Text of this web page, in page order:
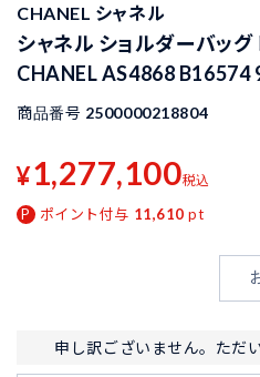
CHANEL シャネル
シャネル ショルダーバッグ
CHANEL AS4868 B16574
商品番号 2500000218804
¥1,277,100税込
ポイント付与 11,610 pt
申し訳ございません。ただ